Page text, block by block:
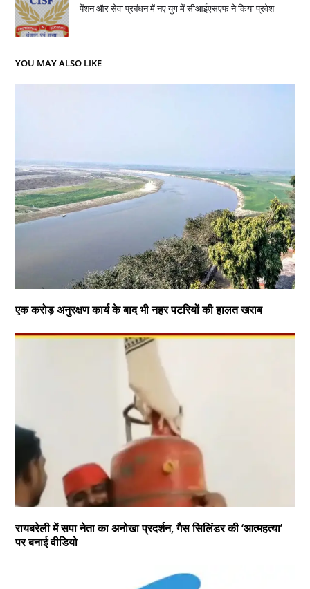
पेंशन और सेवा प्रबंधन में नए युग में सीआईएसएफ ने किया प्रवेश
YOU MAY ALSO LIKE
एक करोड़ अनुरक्षण कार्य के बाद भी नहर पटरियों की हालत खराब
रायबरेली में सपा नेता का अनोखा प्रदर्शन, गैस सिलिंडर की ‘आत्महत्या’
पर बनाई वीडियो